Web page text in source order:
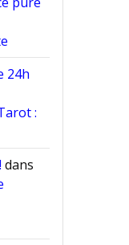
24h
:
dans